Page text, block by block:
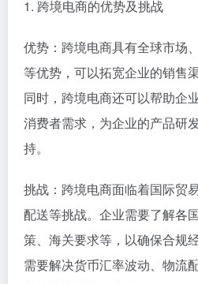
1. 跨境电商的优势及挑战
优势：跨境电商具有全球市场
等优势，可以拓宽企业的销售
同时，跨境电商还可以帮助企
消费者需求，为企业的产品研
持。
挑战：跨境电商面临着国际贸
配送等挑战。企业需要了解各
策、海关要求等，以确保合规
需要解决货币汇率波动、物流